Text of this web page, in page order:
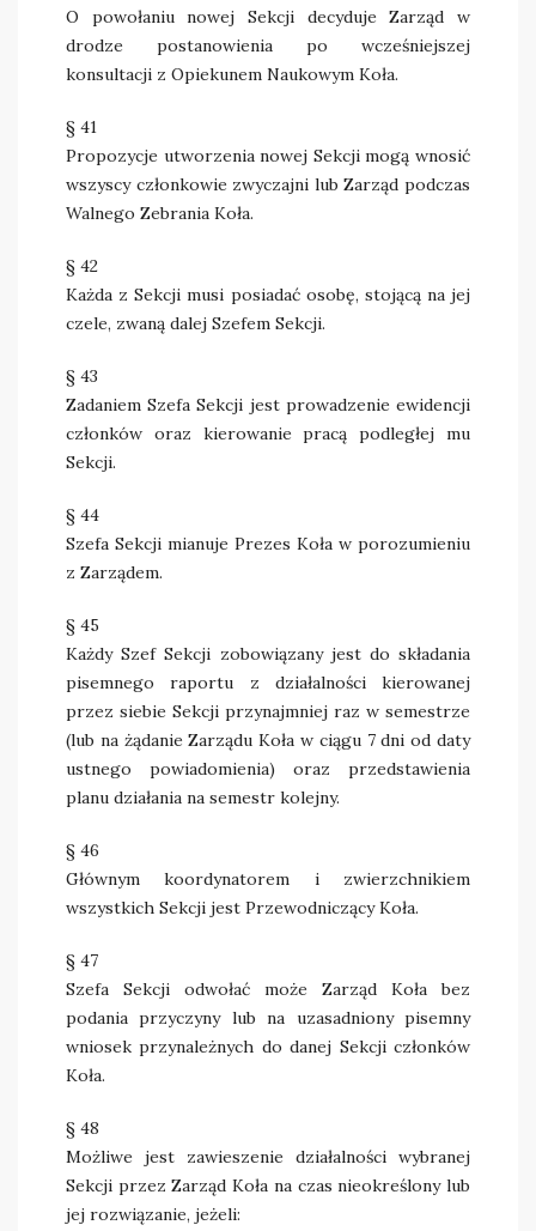
O powołaniu nowej Sekcji decyduje Zarząd w
drodze postanowienia po wcześniejszej
konsultacji z Opiekunem Naukowym Koła.
§ 41
Propozycje utworzenia nowej Sekcji mogą wnosić
wszyscy członkowie zwyczajni lub Zarząd podczas
Walnego Zebrania Koła.
§ 42
Każda z Sekcji musi posiadać osobę, stojącą na jej
czele, zwaną dalej Szefem Sekcji.
§ 43
Zadaniem Szefa Sekcji jest prowadzenie ewidencji
członków oraz kierowanie pracą podległej mu
Sekcji.
§ 44
Szefa Sekcji mianuje Prezes Koła w porozumieniu
z Zarządem.
§ 45
Każdy Szef Sekcji zobowiązany jest do składania
pisemnego raportu z działalności kierowanej
przez siebie Sekcji przynajmniej raz w semestrze
(lub na żądanie Zarządu Koła w ciągu 7 dni od daty
ustnego powiadomienia) oraz przedstawienia
planu działania na semestr kolejny.
§ 46
Głównym koordynatorem i zwierzchnikiem
wszystkich Sekcji jest Przewodniczący Koła.
§ 47
Szefa Sekcji odwołać może Zarząd Koła bez
podania przyczyny lub na uzasadniony pisemny
wniosek przynależnych do danej Sekcji członków
Koła.
§ 48
Możliwe jest zawieszenie działalności wybranej
Sekcji przez Zarząd Koła na czas nieokreślony lub
jej rozwiązanie, jeżeli: